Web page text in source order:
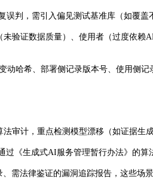
判，需引入偏见测试基准库（如覆盖
验证数据质量）、使用者（过度依
哈希、部署侧记录版本号、使用侧记
审计，重点检测模型漂移（如证据生
《生成式AI服务管理暂行办法》的算
法律鉴证的漏洞追踪报告，这些场